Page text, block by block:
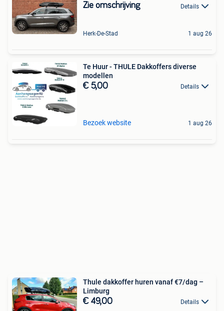
Zie omschrijving Details
Herk-De-Stad 1 aug 26
Te Huur - THULE Dakkoffers diverse
modellen
€ 5,00 Details
Bezoek website 1 aug 26
Thule dakkoffer huren vanaf €7/dag –
Limburg
€ 49,00 Details